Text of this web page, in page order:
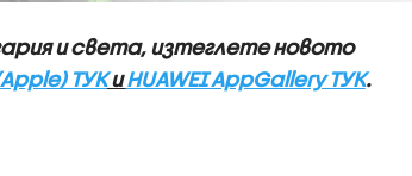
и света, изтеглете новото
ТУКиHUAWEI AppGallery ТУК.